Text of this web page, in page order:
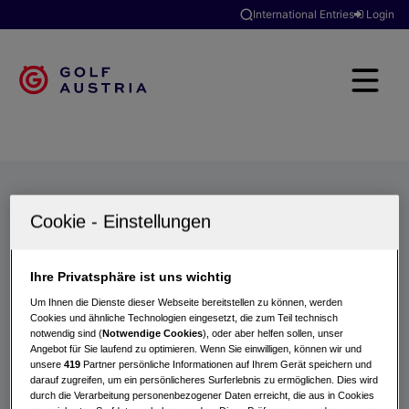
International Entries Login
Turniere
Ihre Privatsphäre ist uns wichtig
Um Ihnen die Dienste dieser Webseite bereitstellen zu können, werden
Cookies und ähnliche Technologien eingesetzt, die zum Teil technisch
notwendig sind (Notwendige Cookies), oder aber helfen sollen, unser
Angebot für Sie laufend zu optimieren. Wenn Sie einwilligen, können wir und
unsere419 Partner persönliche Informationen auf Ihrem Gerät speichern und
darauf zugreifen, um ein persönlicheres Surferlebnis zu ermöglichen. Dies wird
durch die Verarbeitung personenbezogener Daten erreicht, die aus in Cookies